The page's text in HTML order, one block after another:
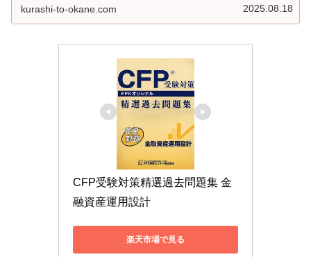
ひ、読んでみてください。
kurashi-to-okane.com 2025.08.18
CFP受験対策精選過去問題集 金
融資産運用設計
楽天市場で見る